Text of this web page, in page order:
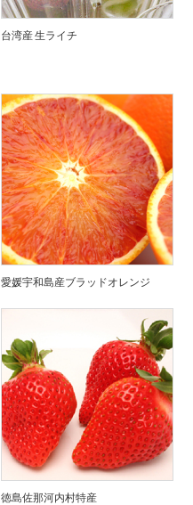
台湾産 生ライチ
愛媛宇和島産ブラッドオレンジ
徳島佐那河内村特産